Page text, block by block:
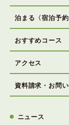
泊まる〈宿泊予約
おすすめコース
アクセス
資料請求・お問
ニュース